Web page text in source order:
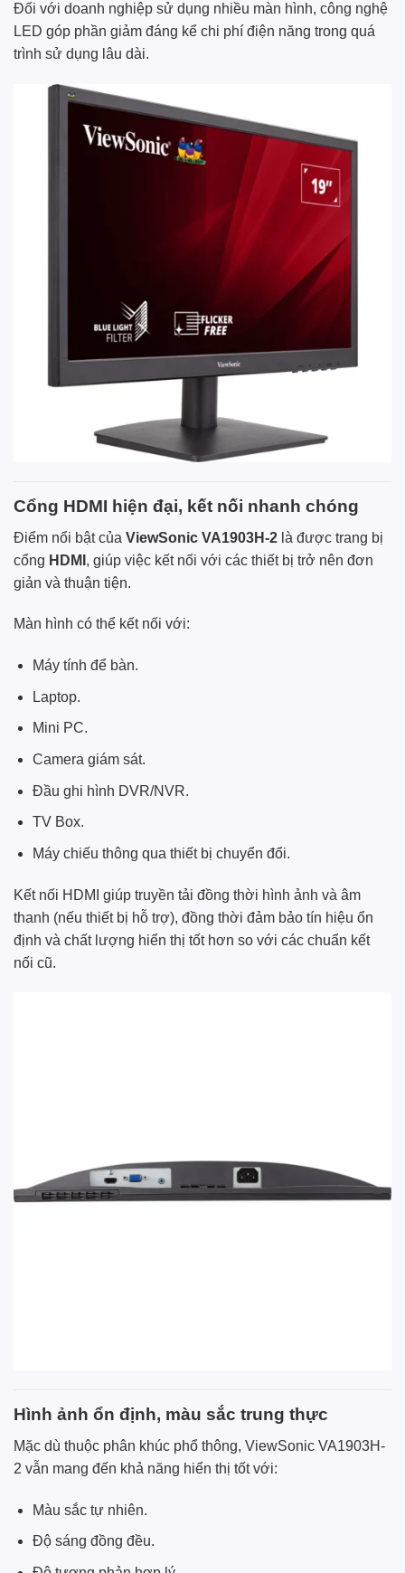
Đối với doanh nghiệp sử dụng nhiều màn hình, công nghệ
LED góp phần giảm đáng kể chi phí điện năng trong quá
trình sử dụng lâu dài.
Cổng HDMI hiện đại, kết nối nhanh chóng
Điểm nổi bật của ViewSonic VA1903H-2 là được trang bị
cổng HDMI , giúp việc kết nối với các thiết bị trở nên đơn
giản và thuận tiện.
Màn hình có thể kết nối với:
Máy tính để bàn.
Laptop.
Mini PC.
Camera giám sát.
Đầu ghi hình DVR/NVR.
TV Box.
Máy chiếu thông qua thiết bị chuyển đổi.
Kết nối HDMI giúp truyền tải đồng thời hình ảnh và âm
thanh (nếu thiết bị hỗ trợ), đồng thời đảm bảo tín hiệu ổn
định và chất lượng hiển thị tốt hơn so với các chuẩn kết
nối cũ.
Hình ảnh ổn định, màu sắc trung thực
Mặc dù thuộc phân khúc phổ thông, ViewSonic VA1903H-
2 vẫn mang đến khả năng hiển thị tốt với:
Màu sắc tự nhiên.
Độ sáng đồng đều.